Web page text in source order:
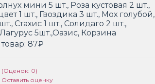
мини 5 шт., Роза кустовая 2 шт.,
1 шт., Гвоздика 3 шт., Мох голубой,
Стахис 1 шт., Солидаго 2 шт.,
5шт.,Оазис, Корзина
87₽
(Оценок: 0)
Оставить оценку